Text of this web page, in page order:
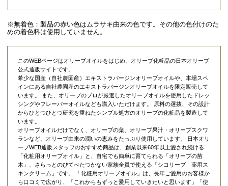
※無着色：製品の赤い色はムラサキ由来の色です。その他の色付けのた
めの着色料は使用していません。
このWEBページはオリーブオイルをはじめ、オリーブ化粧品の日本オリーブ
公式通販サイトです。
希少な国産（自社農園産）エキストラバージンオリーブオイルや、本場スペ
インにある自社農園産のエキストラバージンオリーブオイルを限定販売して
います。 また、オリーブのプロが厳選したオリーブオイルを使用したドレッ
シングやフレーバーオイルなども購入いただけます。 原料の選抜、その設計
からひとつひとつ研究を重ねたシンプル処方のオリーブの化粧品を製造して
います。
オリーブオイルだけでなく、オリーブの葉、オリーブ果汁・オリーブスクワ
ランなど、オリーブ由来の潤いの恵みをたっぷり使用しています。 日本オリ
ーブWEB通販スタッフのおすすめ商品は、創業以来60年以上愛され続ける
「化粧用オリーブオイル 」と、自宅でも簡単に育てられる「オリーブの苗
木 」、さらっとのびてべたつかない家族全員で使える「シコリーブ 薬用ス
キンクリーム 」です。 「化粧用オリーブオイル」は、長年ご愛用のお客様か
ら口コミで広がり、「これからもずっと愛用していきたいと思います」「使